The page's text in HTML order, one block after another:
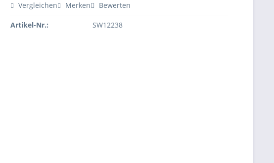
Vergleichen Merken Bewerten
Artikel-Nr.: SW12238